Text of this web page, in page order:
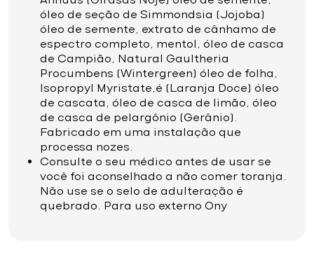
óleo de seção de Simmondsia (Jojoba)
óleo de semente, extrato de cânhamo de
espectro completo, mentol, óleo de casca
de Campião, Natural Gaultheria
Procumbens (Wintergreen) óleo de folha,
Isopropyl Myristate,é (Laranja Doce) óleo
de cascata, óleo de casca de limão, óleo
de casca de pelargônio (Gerânio).
Fabricado em uma instalação que
processa nozes.
Consulte o seu médico antes de usar se
você foi aconselhado a não comer toranja.
Não use se o selo de adulteração é
quebrado. Para uso externo Ony